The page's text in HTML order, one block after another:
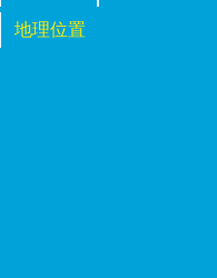
地理位置